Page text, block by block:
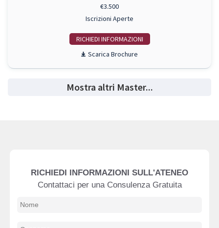
€3.500
Iscrizioni Aperte
RICHIEDI INFO
Scarica Brochure
Mostra altri Master...
RICHIEDI INFORMAZIONI SULL'ATENEO
Contattaci per una Consulenza Gratuita